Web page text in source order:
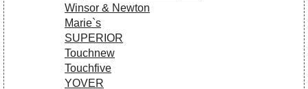
Winsor & Newton
Marie`s
SUPERIOR
Touchnew
Touchfive
YOVER